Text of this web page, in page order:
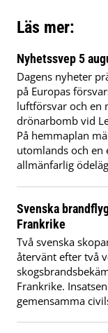
Läs mer:
Nyhetssvep 5
Dagens nyheter
på Europas
luftförsvar och en
drönarbomb vid
På hemmaplan
utomlands och en
allmänfarlig
Svenska
Frankrike
Två svenska
återvänt efter två
Frankrike.
gemensamma